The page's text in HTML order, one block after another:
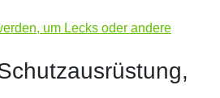
um Lecks oder andere